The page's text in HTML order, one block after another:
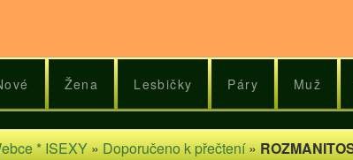
Žena Lesbičky Páry Muž
* ISEXY»Doporučeno k přečtení»